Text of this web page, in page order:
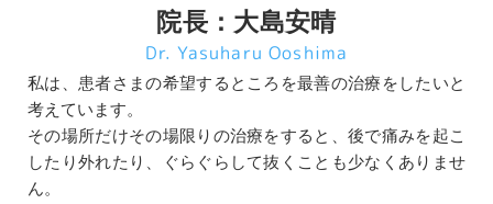
院長：大島安晴
Dr. Yasuharu Ooshima
私は、患者さまの希望するところを最善の治療をしたいと
考えています。
その場所だけその場限りの治療をすると、後で痛みを起こ
したり外れたり、ぐらぐらして抜くことも少なくありませ
ん。